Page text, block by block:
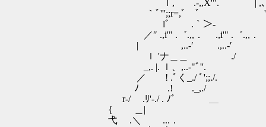
ｌ, .‐,,X'". | ,､ '´ / /
｀ﾞ''';;r=,ﾞ￣゛ '´ / ／l/ .,
lﾞ .｀＞‐ /／ l＿
／″ .,i'" .゛.,,． .,i'" .゛.,,．
| ,..-′ .,..-′ ｌl
ｌ 'ナ＿＿ ./
_,. |. ｌ、,..-
／ ! .ﾞく_./ ﾞ';;./. l
ﾉ .! ._,./ 〈/!_|
r-/ .ﾘ'-./ . ﾉ゛
{ ＿| l＿,'" |
弋 .＼ ...． {_,l